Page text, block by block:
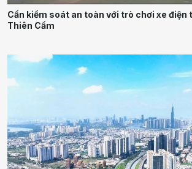
Cần kiểm soát an toàn với trò chơi xe điện
Thiên Cầm